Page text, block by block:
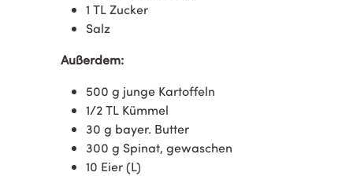
1 TL Zucker
Salz
Außerdem:
500 g junge Kartoffeln
1/2 TL Kümmel
30 g bayer. Butter
300 g Spinat, gewaschen
10 Eier (L)